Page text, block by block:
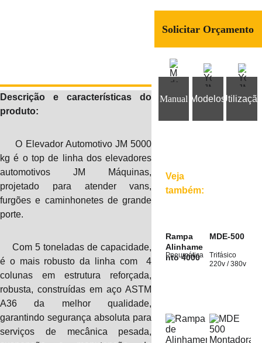
Solicitar Orçamento
Manual
Descrição e características do
produto:
O Elevador Automotivo JM 5000
kg é o top de linha dos elevadores
automotivos JM Máquinas,
projetado para atender vans,
furgões e caminhonetes de grande
porte.
Com 5 toneladas de capacidade,
é o mais robusto da linha com 4
colunas em estrutura reforçada,
robusta, construídas em aço ASTM
A36 da melhor qualidade,
garantindo segurança absoluta para
serviços de mecânica pesada,
Modelos
Veja
também:
Pneumática
Rampa
Alinhame
nto 4000
MDE-500
Trifásico
220v / 380v